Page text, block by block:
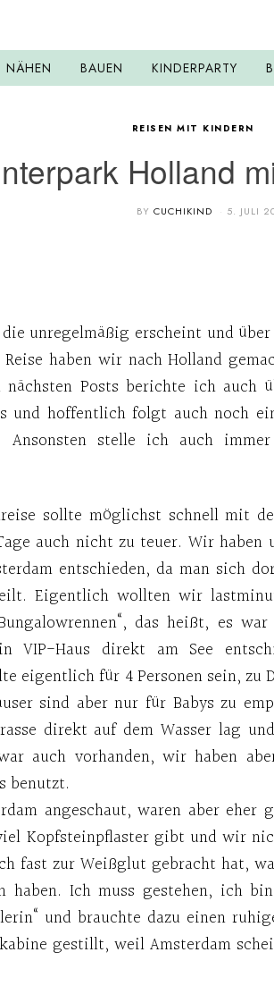
NÄHEN BAUEN KINDERPARTY
REISEN MIT KINDERN
Holland
BY CUCHIKIND 5. JULI
unregelmäßig erscheint und über
haben wir nach Holland
Posts berichte ich auch
und hoffentlich folgt auch noch
Ansonsten stelle ich auch
sollte möglichst schnell mit
auch nicht zu teuer. Wir haben
entschieden, da man sich
Eigentlich wollten wir
das heißt, es
Haus direkt am See
eigentlich für 4 Personen sein, zu
sind aber nur für Babys zu
direkt auf dem Wasser lag
auch vorhanden, wir haben
benutzt.
angeschaut, waren aber eher
Kopfsteinpflaster gibt und wir
fast zur Weißglut gebracht hat,
haben. Ich muss gestehen, ich
und brauchte dazu einen
gestillt, weil Amsterdam